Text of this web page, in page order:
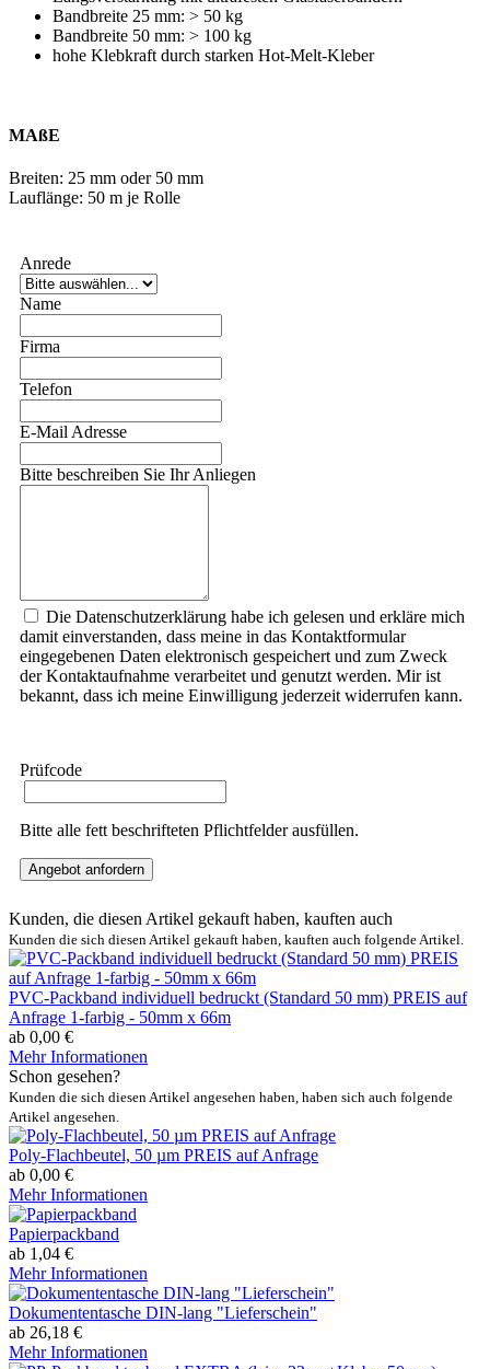
Bandbreite 25 mm: > 50 kg
Bandbreite 50 mm: > 100 kg
hohe Klebkraft durch starken Hot-Melt-Kleber
MAßE
Breiten: 25 mm oder 50 mm
Lauflänge: 50 m je Rolle
Anrede
Name
Firma
Telefon
E-Mail Adresse
Bitte beschreiben Sie Ihr Anliegen
Die Datenschutzerklärung habe ich gelesen und erkläre mich
damit einverstanden, dass meine in das Kontaktformular
eingegebenen Daten elektronisch gespeichert und zum Zweck
der Kontaktaufnahme verarbeitet und genutzt werden. Mir ist
bekannt, dass ich meine Einwilligung jederzeit widerrufen kann.
Prüfcode
Bitte alle fett beschrifteten Pflichtfelder ausfüllen.
Angebot anfordern
Kunden, die diesen Artikel gekauft haben, kauften auch
Kunden die sich diesen Artikel gekauft haben, kauften auch folgende Artikel.
PVC-Packband individuell bedruckt (Standard 50 mm) PREIS auf
Anfrage 1-farbig - 50mm x 66m
ab 0,00 €
Mehr Informationen
Schon gesehen?
Kunden die sich diesen Artikel angesehen haben, haben sich auch folgende
Artikel angesehen.
Poly-Flachbeutel, 50 µm PREIS auf Anfrage
ab 0,00 €
Mehr Informationen
Papierpackband
ab 1,04 €
Mehr Informationen
Dokumententasche DIN-lang "Lieferschein"
ab 26,18 €
Mehr Informationen